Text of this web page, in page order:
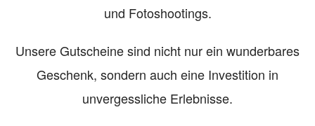
und Fotoshootings.
Unsere Gutscheine sind nicht nur ein wunderbares
Geschenk, sondern auch eine Investition in
unvergessliche Erlebnisse.